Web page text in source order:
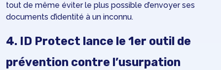
tout de même éviter le plus possible d’envoyer ses
documents d’identité à un inconnu.
4. ID Protect lance le 1er outil de
prévention contre l’usurpation